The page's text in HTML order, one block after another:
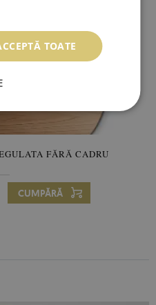
FĂRĂ CADRU
CUMPĂRĂ
TOATE